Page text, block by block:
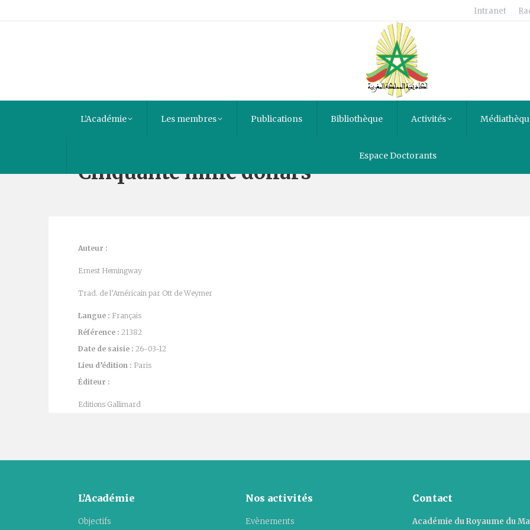
Intranet
L’Académie Les membres Publications Bibliothèque Activités
Espace Doctorants
Cinquante mille dollars
Auteur :
Ernest Hemingway
Trad. de l’Américain par Ott de Weymer
Langue : Français
Référence : 21382
Date de saisie : 26-03-12
Lieu d’édition : Paris
Éditeur :
Editions Gallimard
L’Académie
Objectifs
Nos activités
Evènements
Contact
Académie du Royaume du